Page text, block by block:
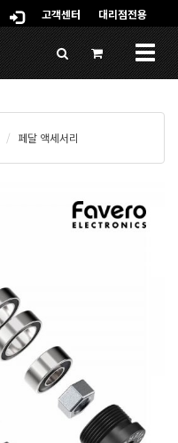
고객센터 대리점전용
페달 액세서리